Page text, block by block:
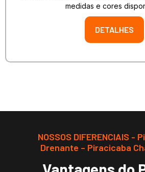
medidas e cores
DETALHES
NOSSOS DIFERENCIAIS -
Drenante – Piracicaba